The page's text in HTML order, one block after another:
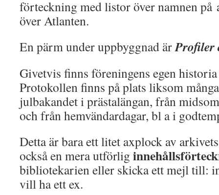
förteckning med listor över namnen på
över Atlanten.
En pärm under uppbyggnad ärProfiler
Givetvis finns föreningens egen
Protokollen finns på plats liksom
julbakandet i prästalängan, från
och från hemvändardagar, bl a i
Detta är bara ett litet axplock av
också en mera utförlig
bibliotekarien eller skicka ett mejl till:
vill ha ett ex.